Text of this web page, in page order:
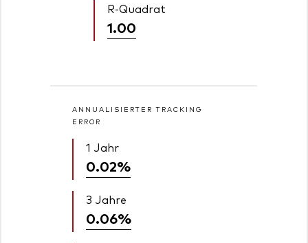
R-Quadrat
1.00
ANNUALISIERTER TRACKING
ERROR
1 Jahr
0.02%
3 Jahre
0.06%